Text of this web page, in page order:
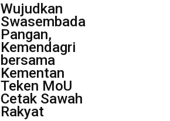
Wujudkan
Swasembada
Pangan,
Kemendagri
bersama
Kementan
Teken MoU
Cetak Sawah
Rakyat